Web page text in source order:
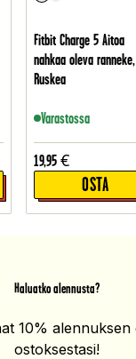
Fitbit Charge 5 Aitoa
nahkaa oleva ranneke,
Ruskea
Varastossa
19,95 €
OSTA
Haluatko alennusta?
10% alennuksen
ostoksestasi!